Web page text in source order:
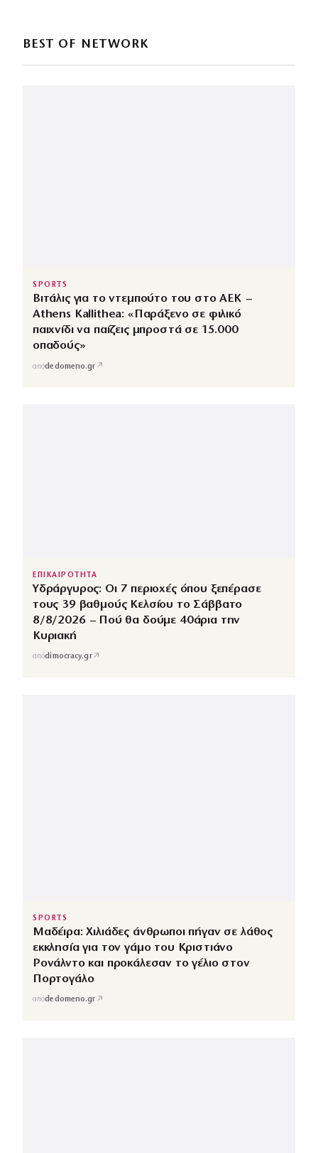
BEST OF NETWORK
SPORTS
Βιτάλις για το ντεμπούτο του στο ΑΕΚ –
Athens Kallithea: «Παράξενο σε φιλικό
παιχνίδι να παίζεις μπροστά σε 15.000
οπαδούς»
απόdedomeno.gr ↗
ΕΠΙΚΑΙΡΟΤΗΤΑ
Υδράργυρος: Οι 7 περιοχές όπου ξεπέρασε
τους 39 βαθμούς Κελσίου το Σάββατο
8/8/2026 – Πού θα δούμε 40άρια την
Κυριακή
απόdimocracy.gr↗
SPORTS
Μαδέιρα: Χιλιάδες άνθρωποι πήγαν σε λάθος
εκκλησία για τον γάμο του Κριστιάνο
Ρονάλντο και προκάλεσαν το γέλιο στον
Πορτογάλο
απόdedomeno.gr ↗